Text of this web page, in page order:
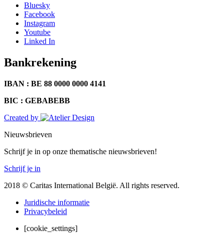
Bluesky
Facebook
Instagram
Youtube
Linked In
Bankrekening
IBAN : BE 88 0000 0000 4141
BIC : GEBABEBB
Created by
Nieuwsbrieven
Schrijf je in op onze thematische nieuwsbrieven!
Schrijf je in
2018 © Caritas International België. All rights reserved.
Juridische informatie
Privacybeleid
[cookie_settings]